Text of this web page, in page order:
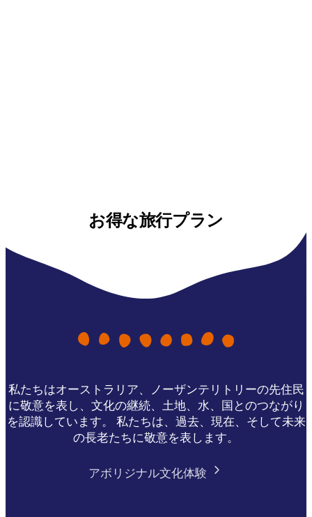
お得な旅行プラン
私たちはオーストラリア、ノーザンテリトリーの先住民
に敬意を表し、文化の継続、土地、水、国とのつながり
を認識しています。 私たちは、過去、現在、そして未来
の長老たちに敬意を表します。
アボリジナル文化体験